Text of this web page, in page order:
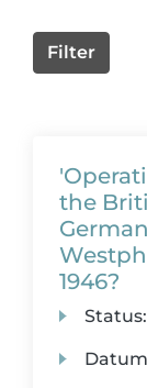
Filter
the
1946?
Status: